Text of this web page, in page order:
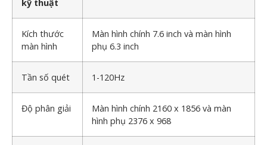
kỹ thuật
Kích thước
màn hình
Màn hình chính 7.6 inch và màn hình
phụ 6.3 inch
Tần số quét 1-120Hz
Độ phân giải
Màn hình chính 2160 x 1856 và màn
hình phụ 2376 x 968